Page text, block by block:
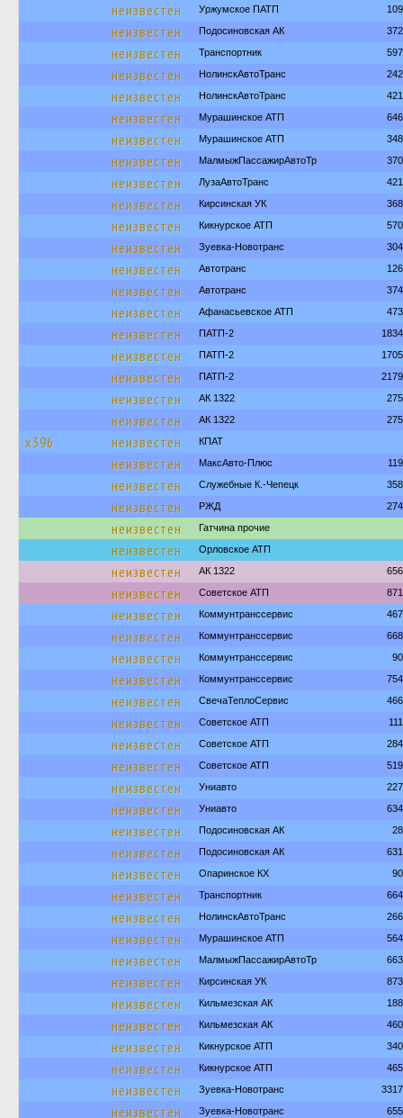
неизвестен Уржумское ПАТП
неизвестен Подосиновская АК
неизвестен Транспортник
неизвестен НолинскАвтоТранс
неизвестен НолинскАвтоТранс
неизвестен Мурашинское АТП
неизвестен Мурашинское АТП
неизвестен МалмыжПассажирАвтоТр
неизвестен ЛузаАвтоТранс
неизвестен Кирсинская УК
неизвестен Кикнурское АТП
неизвестен Зуевка-Новотранс
неизвестен Автотранс
неизвестен Автотранс
неизвестен Афанасьевское АТП
неизвестен ПАТП-2
неизвестен ПАТП-2
неизвестен ПАТП-2
неизвестен АК 1322
неизвестен АК 1322
х396 неизвестен КПАТ
неизвестен МаксАвто-Плюс
неизвестен Служебные К.-Чепецк
неизвестен РЖД
неизвестен Гатчина прочие
неизвестен Орловское АТП
неизвестен АК 1322
неизвестен Советское АТП
неизвестен Коммунтранссервис
неизвестен Коммунтранссервис
неизвестен Коммунтранссервис
неизвестен Коммунтранссервис
неизвестен СвечаТеплоСервис
неизвестен Советское АТП
неизвестен Советское АТП
неизвестен Советское АТП
неизвестен Униавто
неизвестен Униавто
неизвестен Подосиновская АК
неизвестен Подосиновская АК
неизвестен Опаринское КХ
неизвестен Транспортник
неизвестен НолинскАвтоТранс
неизвестен Мурашинское АТП
неизвестен МалмыжПассажирАвтоТр
неизвестен Кирсинская УК
неизвестен Кильмезская АК
неизвестен Кильмезская АК
неизвестен Кикнурское АТП
неизвестен Кикнурское АТП
неизвестен Зуевка-Новотранс
неизвестен Зуевка-Новотранс